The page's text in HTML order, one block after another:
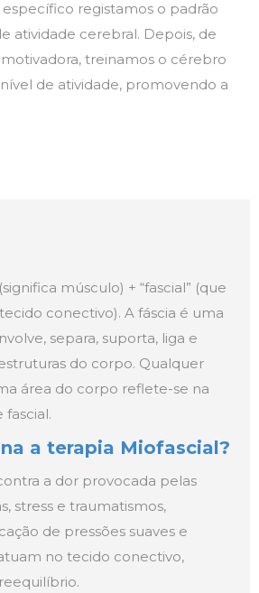
registamos o padrão
atividade cerebral. Depois, de
treinamos o cérebro
de atividade, promovendo a
músculo) + “fascial” (que
conectivo). A fáscia é uma
separa, suporta, liga e
do corpo. Qualquer
área do corpo reflete-se na
a terapia Miofascial?
a dor provocada pelas
stress e traumatismos,
de pressões suaves e
no tecido conectivo,